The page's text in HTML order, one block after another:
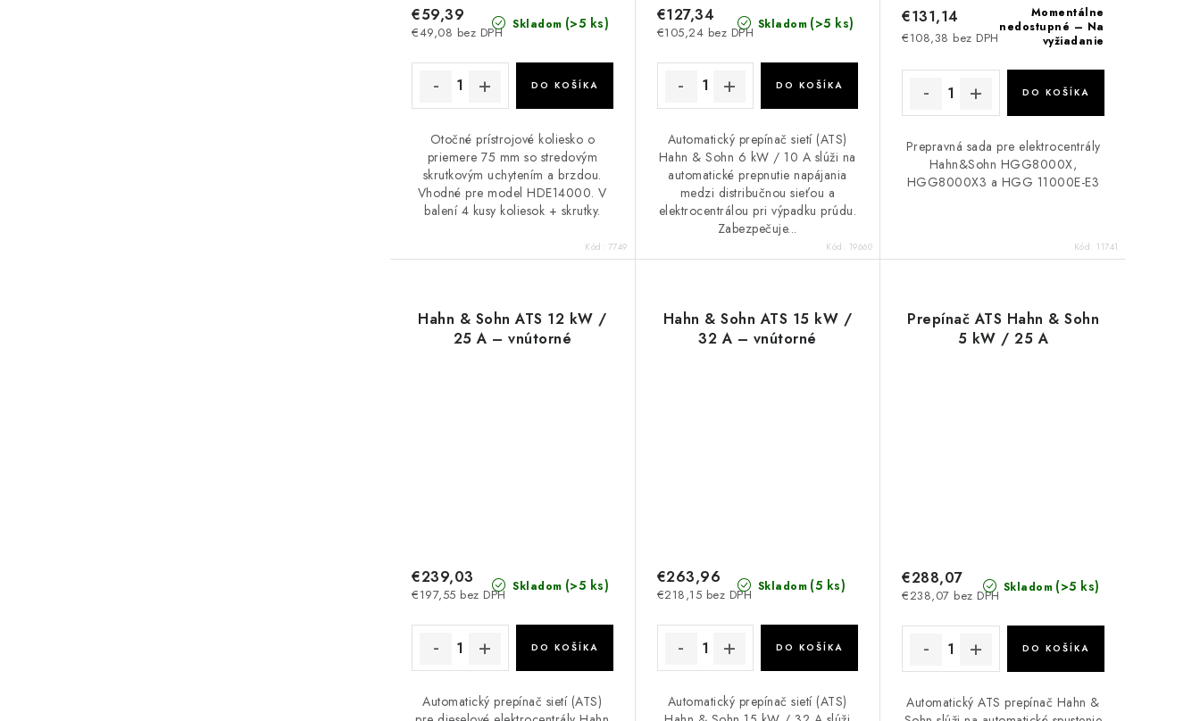
Skladom (>5 ks)
€49,08 bez DPH
€59,39
DO KOŠÍKA
Otočné prístrojové koliesko o
priemere 75 mm so stredovým
skrutkovým uchytením a brzdou.
Vhodné pre model HDE14000. V
balení 4 kusy koliesok + skrutky.
Kód: 7749
Skladom (>5 ks)
€105,24 bez DPH
€127,34
DO KOŠÍKA
Automatický prepínač sietí (ATS)
Hahn & Sohn 6 kW / 10 A slúži na
automatické prepnutie napájania
medzi distribučnou sieťou a
elektrocentrálou pri výpadku prúdu.
Zabezpečuje...
Kód: 19660
Momentálne
nedostupné – Na
vyžiadanie
€108,38 bez DPH
€131,14
DO KOŠÍKA
Prepravná sada pre elektrocentrály
Hahn&Sohn HGG8000X,
HGG8000X3 a HGG 11000E-E3
Kód: 11741
Hahn & Sohn ATS 12 kW /
25 A – vnútorné
Skladom (>5 ks)
€197,55 bez DPH
€239,03
DO KOŠÍKA
Automatický prepínač sietí (ATS)
Hahn & Sohn ATS 15 kW /
32 A – vnútorné
Skladom (5 ks)
€218,15 bez DPH
€263,96
DO KOŠÍKA
Automatický prepínač sietí (ATS)
Prepínač ATS Hahn & Sohn
5 kW / 25 A
Skladom (>5 ks)
€238,07 bez DPH
€288,07
DO KOŠÍKA
Automatický ATS prepínač Hahn &